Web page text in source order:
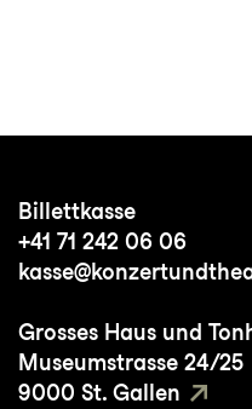
Billettkasse
+41 71 242 06 06
Grosses Haus und
Museumstrasse 24/25
9000 St. Gallen